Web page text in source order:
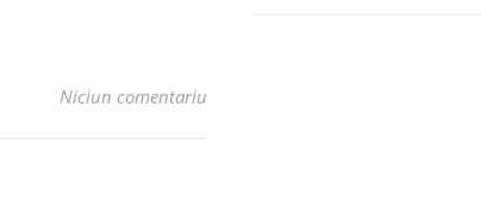
Niciun comentariu